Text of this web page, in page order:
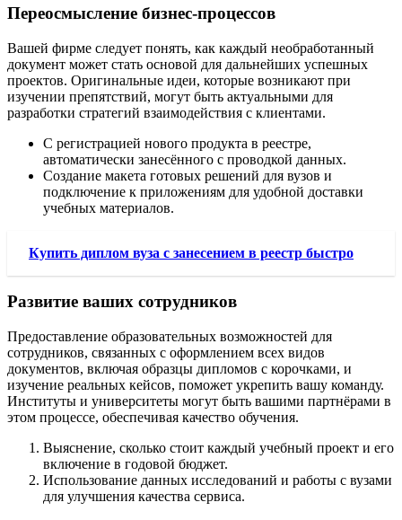
Переосмысление бизнес-процессов
Вашей фирме следует понять, как каждый необработанный
документ может стать основой для дальнейших успешных
проектов. Оригинальные идеи, которые возникают при
изучении препятствий, могут быть актуальными для
разработки стратегий взаимодействия с клиентами.
С регистрацией нового продукта в реестре,
автоматически занесённого с проводкой данных.
Создание макета готовых решений для вузов и
подключение к приложениям для удобной доставки
учебных материалов.
Купить диплом вуза с занесением в реестр быстро
Развитие ваших сотрудников
Предоставление образовательных возможностей для
сотрудников, связанных с оформлением всех видов
документов, включая образцы дипломов с корочками, и
изучение реальных кейсов, поможет укрепить вашу команду.
Институты и университеты могут быть вашими партнёрами в
этом процессе, обеспечивая качество обучения.
Выяснение, сколько стоит каждый учебный проект и его
включение в годовой бюджет.
Использование данных исследований и работы с вузами
для улучшения качества сервиса.